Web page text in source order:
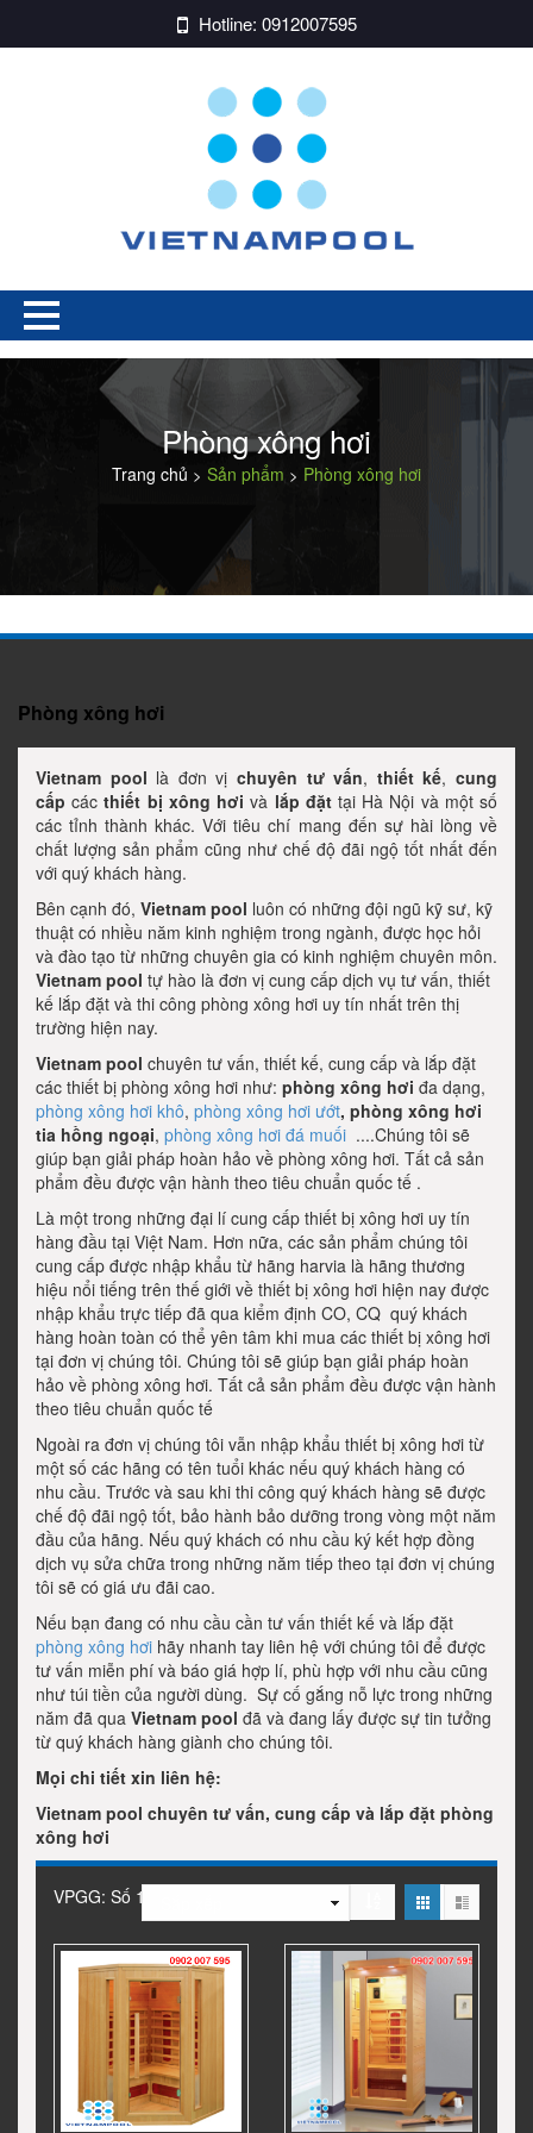
Hotline: 0912007595
Phòng xông hơi
Trang chủ > Sản phẩm > Phòng xông hơi
Phòng xông hơi
Vietnam pool là đơn vịchuyên tư vấn, thiết kế,cung
cấp cácthiết bị xông hơi và lắp đặttại Hà Nội và một số
các tỉnh thành khác. Với tiêu chí mang đến sự hài lòng về
chất lượng sản phẩm cũng như chế độ đãi ngộ tốt nhất đến
với quý khách hàng.
Bên cạnh đó, Vietnam pool luôn có những đội ngũ kỹ sư, kỹ
thuật có nhiều năm kinh nghiệm trong ngành, được học hỏi
và đào tạo từ những chuyên gia có kinh nghiệm chuyên môn.
Vietnam pool tự hào là đơn vị cung cấp dịch vụ tư vấn, thiết
kế lắp đặt và thi công phòng xông hơi uy tín nhất trên thị
trường hiện nay.
Vietnam pool chuyên tư vấn, thiết kế, cung cấp và lắp đặt
các thiết bị phòng xông hơi như: phòng xông hơi đa dạng,
phòng xông hơi khô, phòng xông hơi ướt, phòng xông hơi
tia hồng ngoại, phòng xông hơi đá muối ....Chúng tôi sẽ
giúp bạn giải pháp hoàn hảo về phòng xông hơi. Tất cả sản
phẩm đều được vận hành theo tiêu chuẩn quốc tế .
Là một trong những đại lí cung cấp thiết bị xông hơi uy tín
hàng đầu tại Việt Nam. Hơn nữa, các sản phẩm chúng tôi
cung cấp được nhập khẩu từ hãng harvia là hãng thương
hiệu nổi tiếng trên thế giới về thiết bị xông hơi hiện nay được
nhập khẩu trực tiếp đã qua kiểm định CO, CQ quý khách
hàng hoàn toàn có thể yên tâm khi mua các thiết bị xông hơi
tại đơn vị chúng tôi. Chúng tôi sẽ giúp bạn giải pháp hoàn
hảo về phòng xông hơi. Tất cả sản phẩm đều được vận hành
theo tiêu chuẩn quốc tế
Ngoài ra đơn vị chúng tôi vẫn nhập khẩu thiết bị xông hơi từ
một số các hãng có tên tuổi khác nếu quý khách hàng có
nhu cầu. Trước và sau khi thi công quý khách hàng sẽ được
chế độ đãi ngộ tốt, bảo hành bảo dưỡng trong vòng một năm
đầu của hãng. Nếu quý khách có nhu cầu ký kết hợp đồng
dịch vụ sửa chữa trong những năm tiếp theo tại đơn vị chúng
tôi sẽ có giá ưu đãi cao.
Nếu bạn đang có nhu cầu cần tư vấn thiết kế và lắp đặt
phòng xông hơi hãy nhanh tay liên hệ với chúng tôi để được
tư vấn miễn phí và báo giá hợp lí, phù hợp với nhu cầu cũng
như túi tiền của người dùng. Sự cố gắng nỗ lực trong những
năm đã qua Vietnam pool đã và đang lấy được sự tin tưởng
từ quý khách hàng giành cho chúng tôi.
Mọi chi tiết xin liên hệ:
Vietnam pool chuyên tư vấn, cung cấp và lắp đặt phòng
xông hơi
VPGG: Số 1B1 Chung ...